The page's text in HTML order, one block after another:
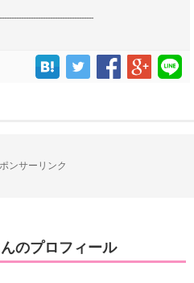
ンサーリンク
のプロフィール